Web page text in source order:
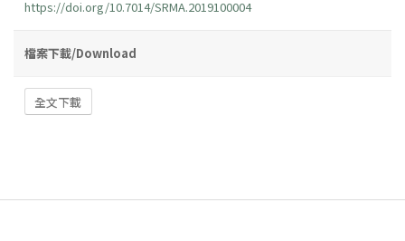
https://doi.org/10.7014/SRMA.2019100004
檔案下載/Download
全文下載